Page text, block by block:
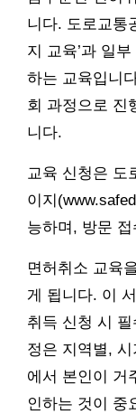
니다. 도로교통
지 교육’과 일
하는 교육입니
회 과정으로 진
니다.
교육 신청은 도
이지
능하며, 방문
면허취소 교육
게 됩니다. 이
취득 신청 시
정은 지역별,
에서 본인이 거
인하는 것이 중